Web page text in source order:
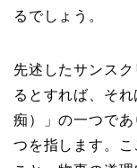
るでしょう。
先述したサンス
るとすれば、そ
痴）」の一つで
つを指します。